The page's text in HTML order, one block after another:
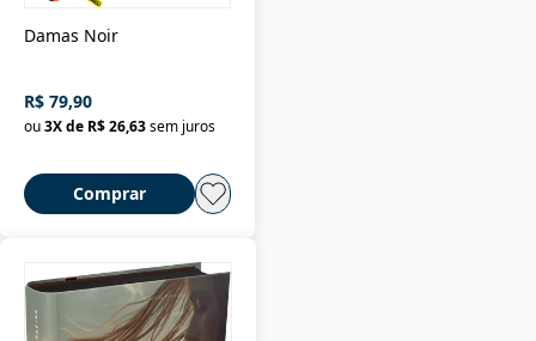
Damas Noir
R$ 79,90
ou3X de R$ 26,63sem juros
Comprar